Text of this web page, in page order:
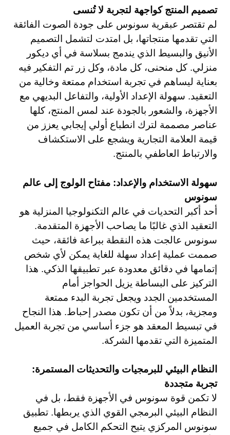
تصميم المنتج كواجهة لتجربة لا تُنسى
لم تقتصر عبقرية سونوس على جودة الصوت الفائقة
التي تقدمها منتجاتها، بل امتدت لتشمل التصميم
الأنيق والبسيط الذي يندمج بسلاسة في أي ديكور
منزلي. كل منحنى، كل مادة، وكل زر تم التفكير فيه
بعناية ليساهم في تجربة استخدام ممتعة وخالية من
التعقيد. سهولة الإعداد الأولية، والتفاعل البديهي مع
الأجهزة، والشعور بالجودة عند لمس المنتج، كلها
عناصر مصممة لترك انطباع أولي إيجابي يعزز من
قيمة العلامة التجارية ويشجع على الاستكشاف
والارتباط العاطفي بالمنتج.
سهولة الاستخدام والإعداد: مفتاح الولوج إلى عالم
سونوس
أحد أكبر التحديات في عالم التكنولوجيا المنزلية هو
التعقيد الذي غالبًا ما يصاحب الأجهزة المتقدمة.
سونوس عالجت هذه النقطة ببراعة فائقة، حيث
صممت عملية إعداد سهلة للغاية يمكن لأي شخص
إتمامها في دقائق معدودة عبر تطبيقها الذكي. هذا
التركيز على البساطة يزيل الحواجز أمام
المستخدمين الجدد ويجعل تجربة البدء ممتعة
ومجزية، بدلاً من أن تكون مصدر إحباط. هذا النجاح
في تبسيط المعقد هو جزء أساسي من تجربة العميل
المتميزة التي تقدمها الشركة.
النظام البيئي للبرمجيات والتحديثات المستمرة:
تجربة متجددة
لا تكمن قوة سونوس في الأجهزة فقط، بل في
النظام البيئي البرمجي القوي الذي يربطها. تطبيق
سونوس المركزي يتيح التحكم الكامل في جميع